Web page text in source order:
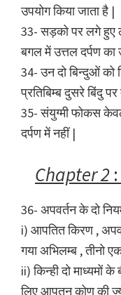
उपयोग किया जाता है |
33- सड़को पर लगे हुए
बगल में उत्तल दर्पण का
34- उन दो बिन्दुओं को
प्रतिबिम्ब दुसरे बिंदु
35- संयुग्मी फोकस
दर्पण में नहीं |
Chapter 2 :
36- अपवर्तन के दो
i) आपतित किरण ,
गया अभिलम्ब , तीनो
ii) किन्ही दो माध्यमों
लिए आपतन कोण की